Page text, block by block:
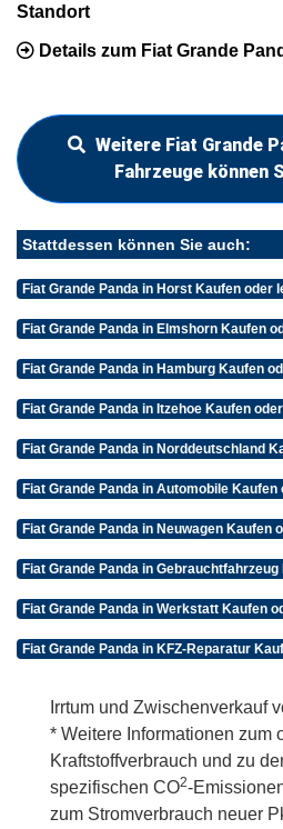
Standort
Details zum Fiat Grande
Weitere Fiat Grande
Fahrzeuge können
Stattdessen können Sie auch:
Fiat Grande Panda in Horst Kaufen oder
Fiat Grande Panda in Elmshorn Kaufen
Fiat Grande Panda in Hamburg Kaufen
Fiat Grande Panda in Itzehoe Kaufen
Fiat Grande Panda in Norddeutschland
Fiat Grande Panda in Automobile Kaufen
Fiat Grande Panda in Neuwagen Kaufen
Fiat Grande Panda in
Fiat Grande Panda in Werkstatt Kaufen
Fiat Grande Panda in KFZ-Reparatur
Irrtum und Zwischenverkauf
* Weitere Informationen zum
Kraftstoffverbrauch und zu
spezifischen CO2-
zum Stromverbrauch neuer